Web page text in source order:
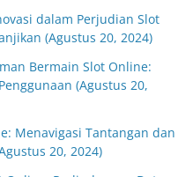
dalam Perjudian Slot
(Agustus 20, 2024)
Bermain Slot Online:
(Agustus 20,
Menavigasi Tantangan dan
20, 2024)